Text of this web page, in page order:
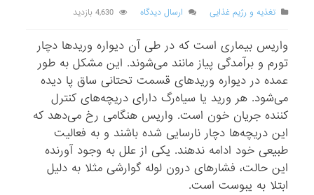
تغذیه و رژیم غذایی
ارسال دیدگاه 4,630 بازدید
واریس بیماری است که در طی آن دیواره وریدها دچار
تورم و برآمدگی پیاز مانند می‌شوند. این مشکل به طور
عمده در دیواره وریدهای قسمت تحتانی ساق پا دیده
می‌شود. هر ورید یا سیاه‌رگ دارای دریچه‌های کنترل
کننده جریان خون است. واریس هنگامی ‌رخ می‌دهد که
این دریچه‌ها دچار نارسایی شده باشند و به فعالیت
طبیعی خود ادامه ندهند. یکی از علل به وجود آورنده
این حالت، فشارهای درون لوله گوارشی مثلا به دلیل
ابتلا به یبوست است.